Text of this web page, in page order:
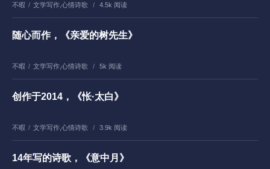
不暇 / 文学写作 心情诗歌 / 4.5k 阅读
随心而作，《亲爱的树先生》
不暇 / 文学写作 心情诗歌 / 5k 阅读
创作于2014，《怅·太白》
不暇 / 文学写作 心情诗歌 / 3.9k 阅读
14年写的诗歌，《意中月》